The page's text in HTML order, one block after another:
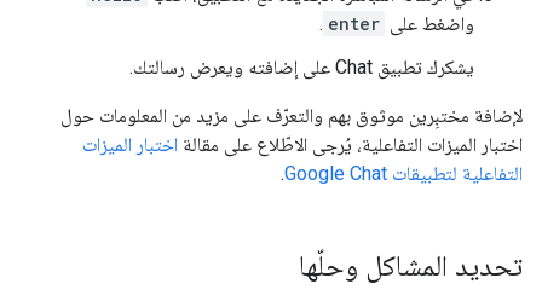
واضغط على enter
.
يشكرك تطبيق Chat على إضافته ويعرض رسالتك.
لإضافة مختبِرين موثوق بهم والتعرّف على مزيد من المعلومات حول
اختبار الميزات التفاعلية، يُرجى الاطّلاع على مقالة اختبار الميزات
التفاعلية لتطبيقات Google Chat
.
تحديد المشاكل وحلّها